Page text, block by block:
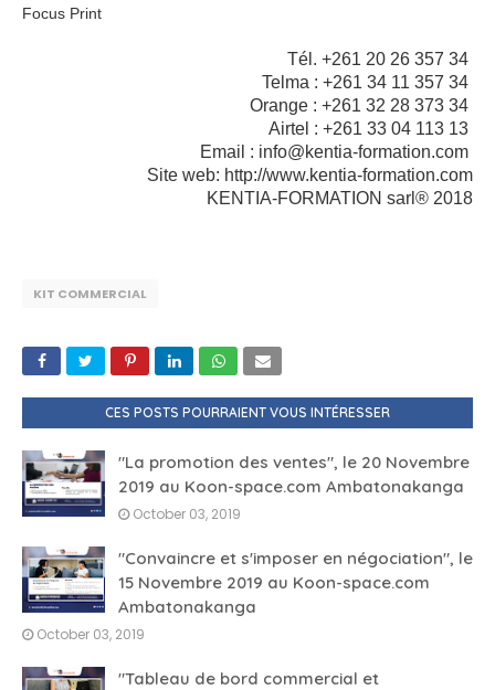
Focus Print
Tél. +261 20 26 357 34
Telma : +261 34 11 357 34
Orange : +261 32 28 373 34
Airtel : +261 33 04 113 13
Email : info@kentia-formation.com
Site web: http://www.kentia-formation.com
KENTIA-FORMATION sarl® 2018
KIT COMMERCIAL
CES POSTS POURRAIENT VOUS INTÉRESSER
"La promotion des ventes", le 20 Novembre
2019 au Koon-space.com Ambatonakanga
October 03, 2019
"Convaincre et s'imposer en négociation", le
15 Novembre 2019 au Koon-space.com
Ambatonakanga
October 03, 2019
"Tableau de bord commercial et